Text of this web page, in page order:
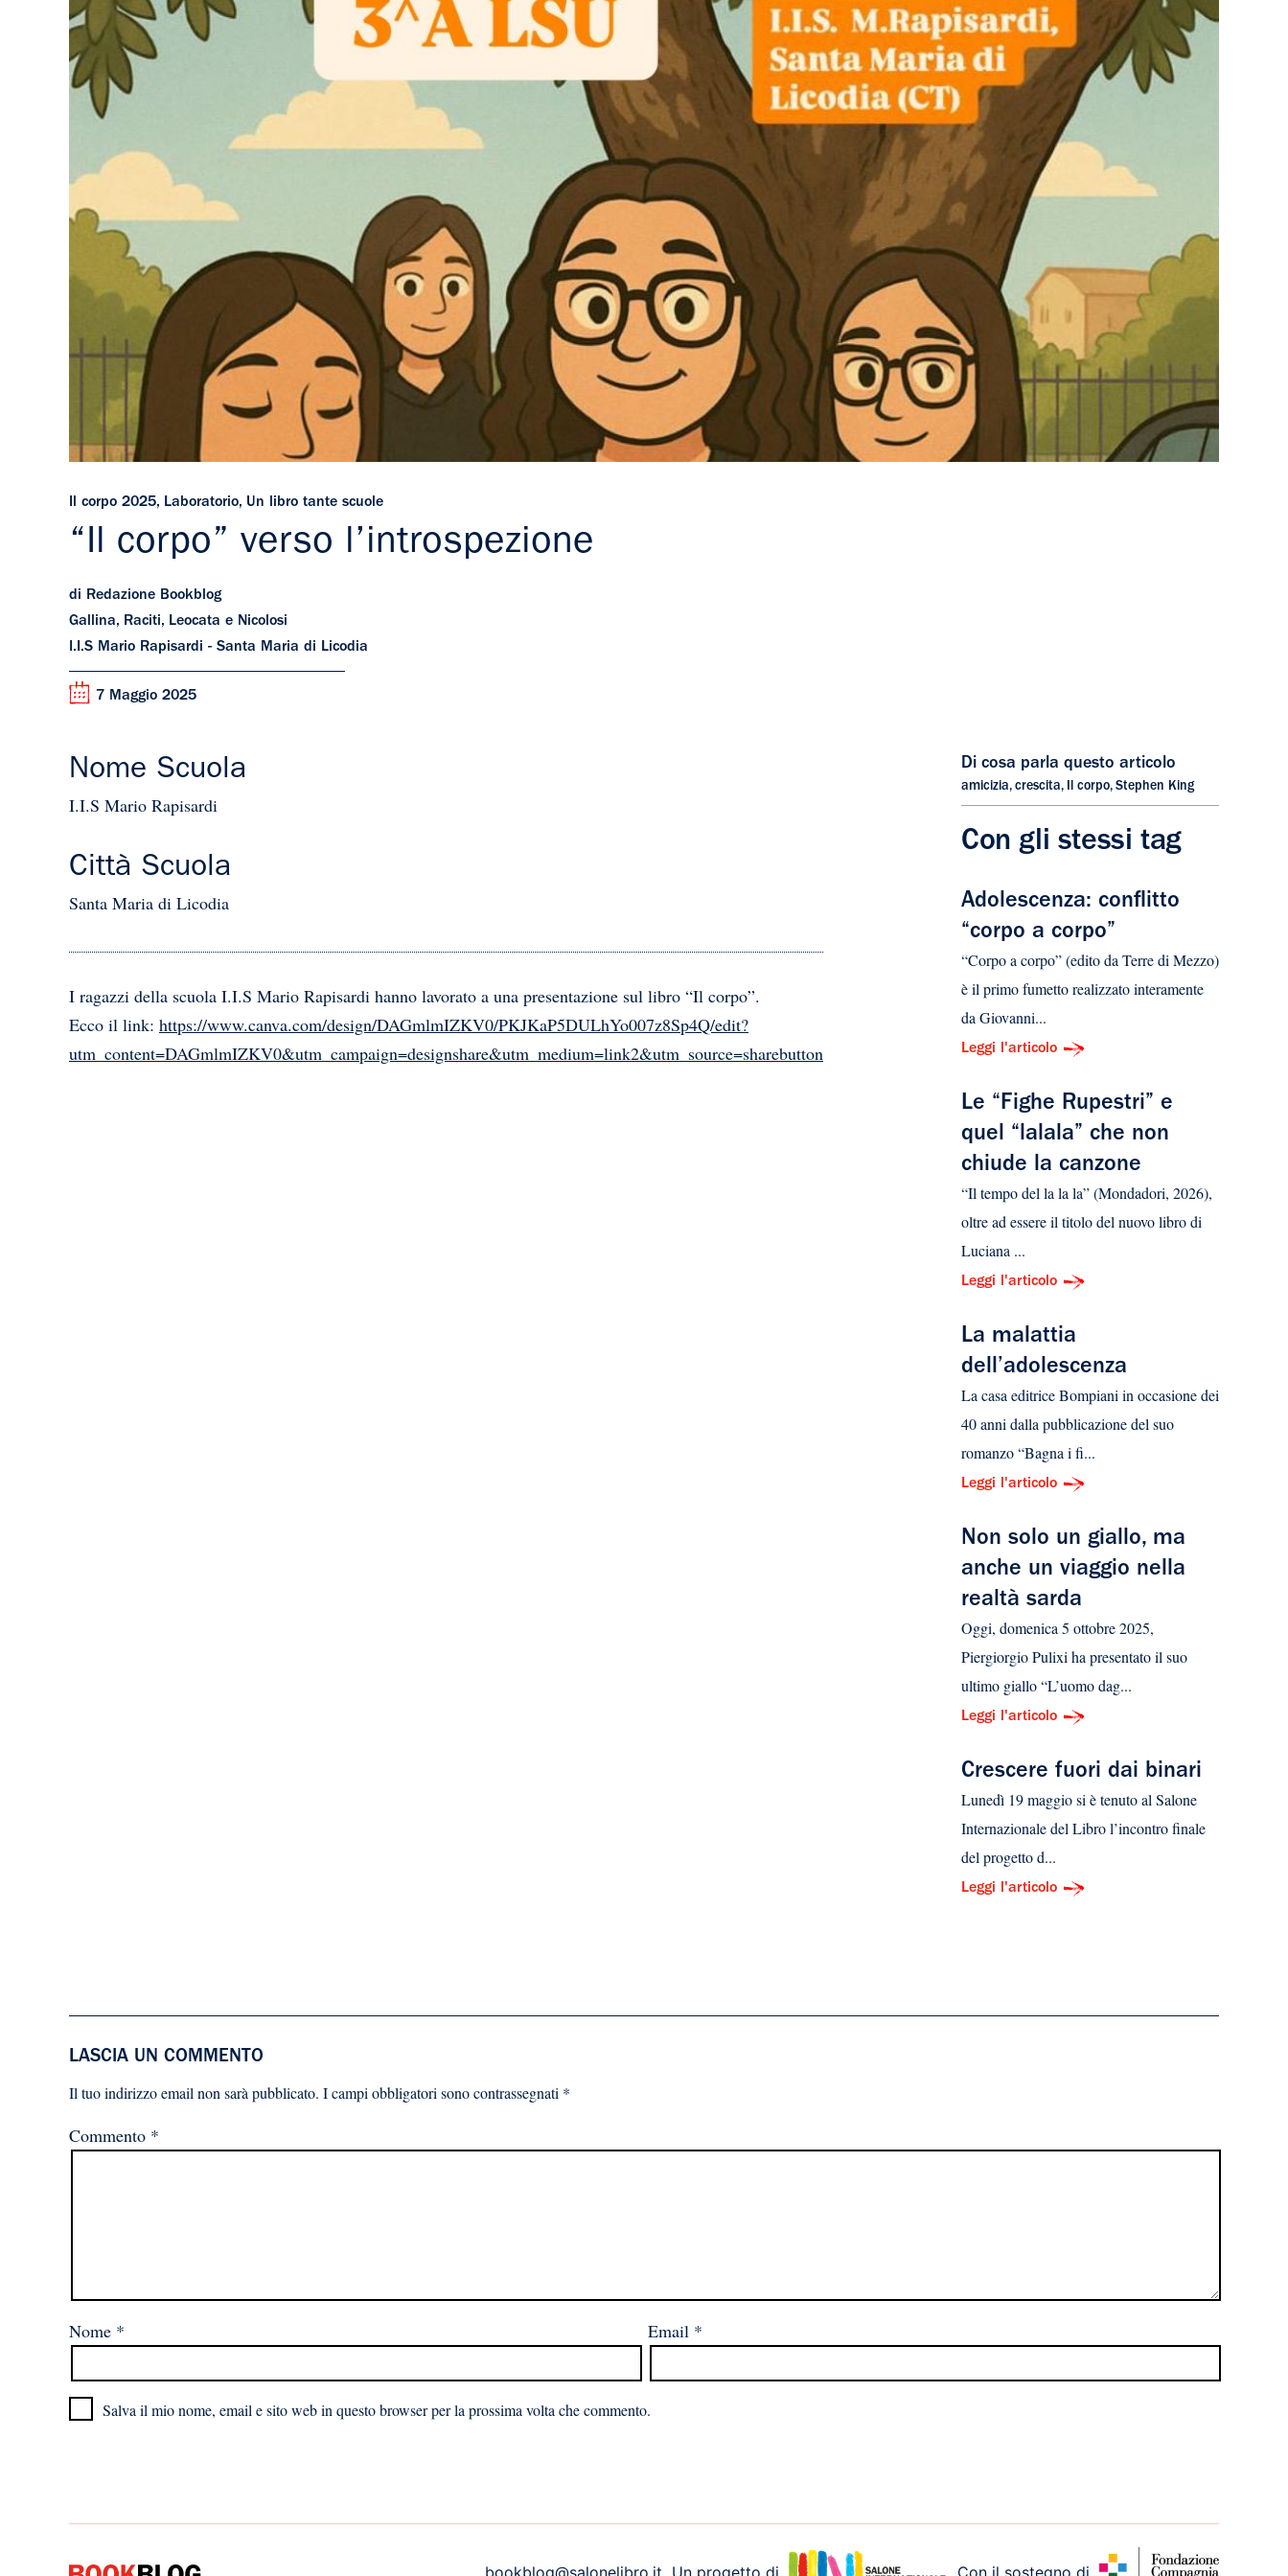
Il corpo 2025, Laboratorio, Un libro tante scuole
“Il corpo” verso l’introspezione
di Redazione Bookblog
Gallina, Raciti, Leocata e Nicolosi
I.I.S Mario Rapisardi - Santa Maria di Licodia
7 Maggio 2025
Nome Scuola
I.I.S Mario Rapisardi
Città Scuola
Santa Maria di Licodia
I ragazzi della scuola I.I.S Mario Rapisardi hanno lavorato a una presentazione sul libro “Il corpo”.
Ecco il link: https://www.canva.com/design/DAGmlmIZKV0/PKJKaP5DULhYo007z8Sp4Q/edit?
utm_content=DAGmlmIZKV0&utm_campaign=designshare&utm_medium=link2&utm_source=sharebutton
Di cosa parla questo articolo
amicizia, crescita, Il corpo, Stephen King
Con gli stessi tag
Adolescenza: conflitto
“corpo a corpo”
“Corpo a corpo” (edito da Terre di Mezzo)
è il primo fumetto realizzato interamente
da Giovanni...
Leggi l'articolo
Le “Fighe Rupestri” e
quel “lalala” che non
chiude la canzone
“Il tempo del la la la” (Mondadori, 2026),
oltre ad essere il titolo del nuovo libro di
Luciana ...
Leggi l'articolo
La malattia
dell’adolescenza
La casa editrice Bompiani in occasione dei
40 anni dalla pubblicazione del suo
romanzo “Bagna i fi...
Leggi l'articolo
Non solo un giallo, ma
anche un viaggio nella
realtà sarda
Oggi, domenica 5 ottobre 2025,
Piergiorgio Pulixi ha presentato il suo
ultimo giallo “L’uomo dag...
Leggi l'articolo
Crescere fuori dai binari
Lunedì 19 maggio si è tenuto al Salone
Internazionale del Libro l’incontro finale
del progetto d...
Leggi l'articolo
LASCIA UN COMMENTO
Il tuo indirizzo email non sarà pubblicato. I campi obbligatori sono contrassegnati *
Commento *
Nome * Email *
Salva il mio nome, email e sito web in questo browser per la prossima volta che commento.